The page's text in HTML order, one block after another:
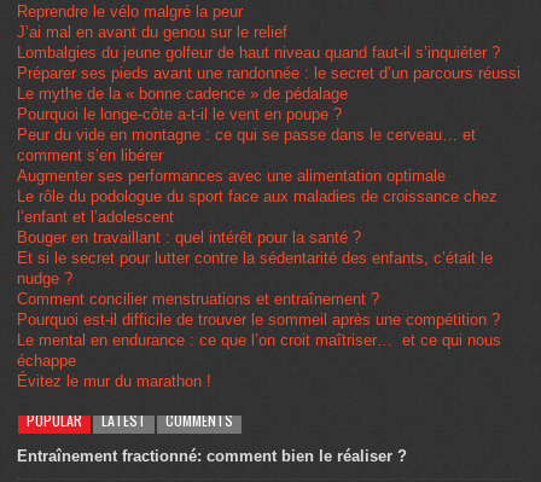
Reprendre le vélo malgré la peur
J’ai mal en avant du genou sur le relief
Lombalgies du jeune golfeur de haut niveau quand faut-il s’inquiéter ?
Préparer ses pieds avant une randonnée : le secret d’un parcours réussi
Le mythe de la « bonne cadence » de pédalage
Pourquoi le longe-côte a-t-il le vent en poupe ?
Peur du vide en montagne : ce qui se passe dans le cerveau… et
comment s’en libérer
Augmenter ses performances avec une alimentation optimale
Le rôle du podologue du sport face aux maladies de croissance chez
l’enfant et l’adolescent
Bouger en travaillant : quel intérêt pour la santé ?
Et si le secret pour lutter contre la sédentarité des enfants, c’était le
nudge ?
Comment concilier menstruations et entraînement ?
Pourquoi est-il difficile de trouver le sommeil après une compétition ?
Le mental en endurance : ce que l’on croit maîtriser… et ce qui nous
échappe
Évitez le mur du marathon !
POPULAR LATEST COMMENTS
Entraînement fractionné: comment bien le réaliser ?